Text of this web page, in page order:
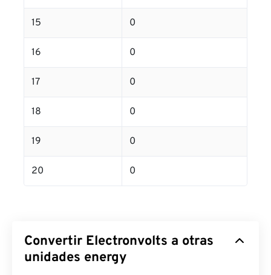
15 0
16 0
17 0
18 0
19 0
20 0
Convertir Electronvolts a otras
unidades energy